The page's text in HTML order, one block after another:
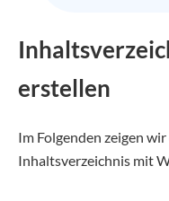
erstellen
Im Folgenden zeigen
Inhaltsverzeichnis mit